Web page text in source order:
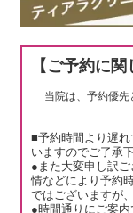
【ご予約に関
当院は、予約優先
■予約時間より遅
いますのでご了承下
●また大変申し訳
情などにより予約
ではございますが
●時間通りにご案